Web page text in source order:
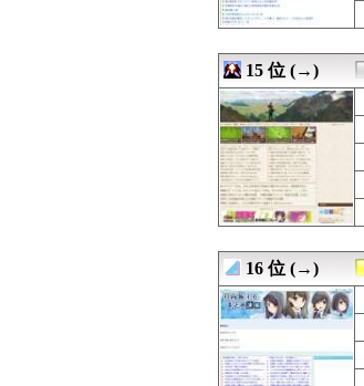
08/06 23:33
08/06 23:31
15 位 (→)
16 位 (→)